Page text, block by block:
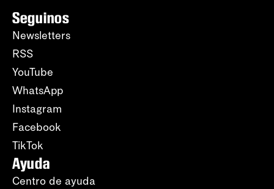
Seguinos
Newsletters
RSS
YouTube
WhatsApp
Instagram
Facebook
TikTok
Ayuda
Centro de ayuda